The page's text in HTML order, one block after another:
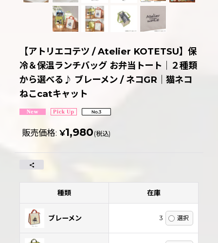
【アトリエコテツ / Atelier KOTETSU】保
冷＆保温ランチバッグ お弁当トート｜２種類
から選べる♪ ブレーメン / ネコGR｜猫ネコ
ねこcatキャット
販売価格: ¥1,980(税込)
種類 在庫
ブレーメン 3